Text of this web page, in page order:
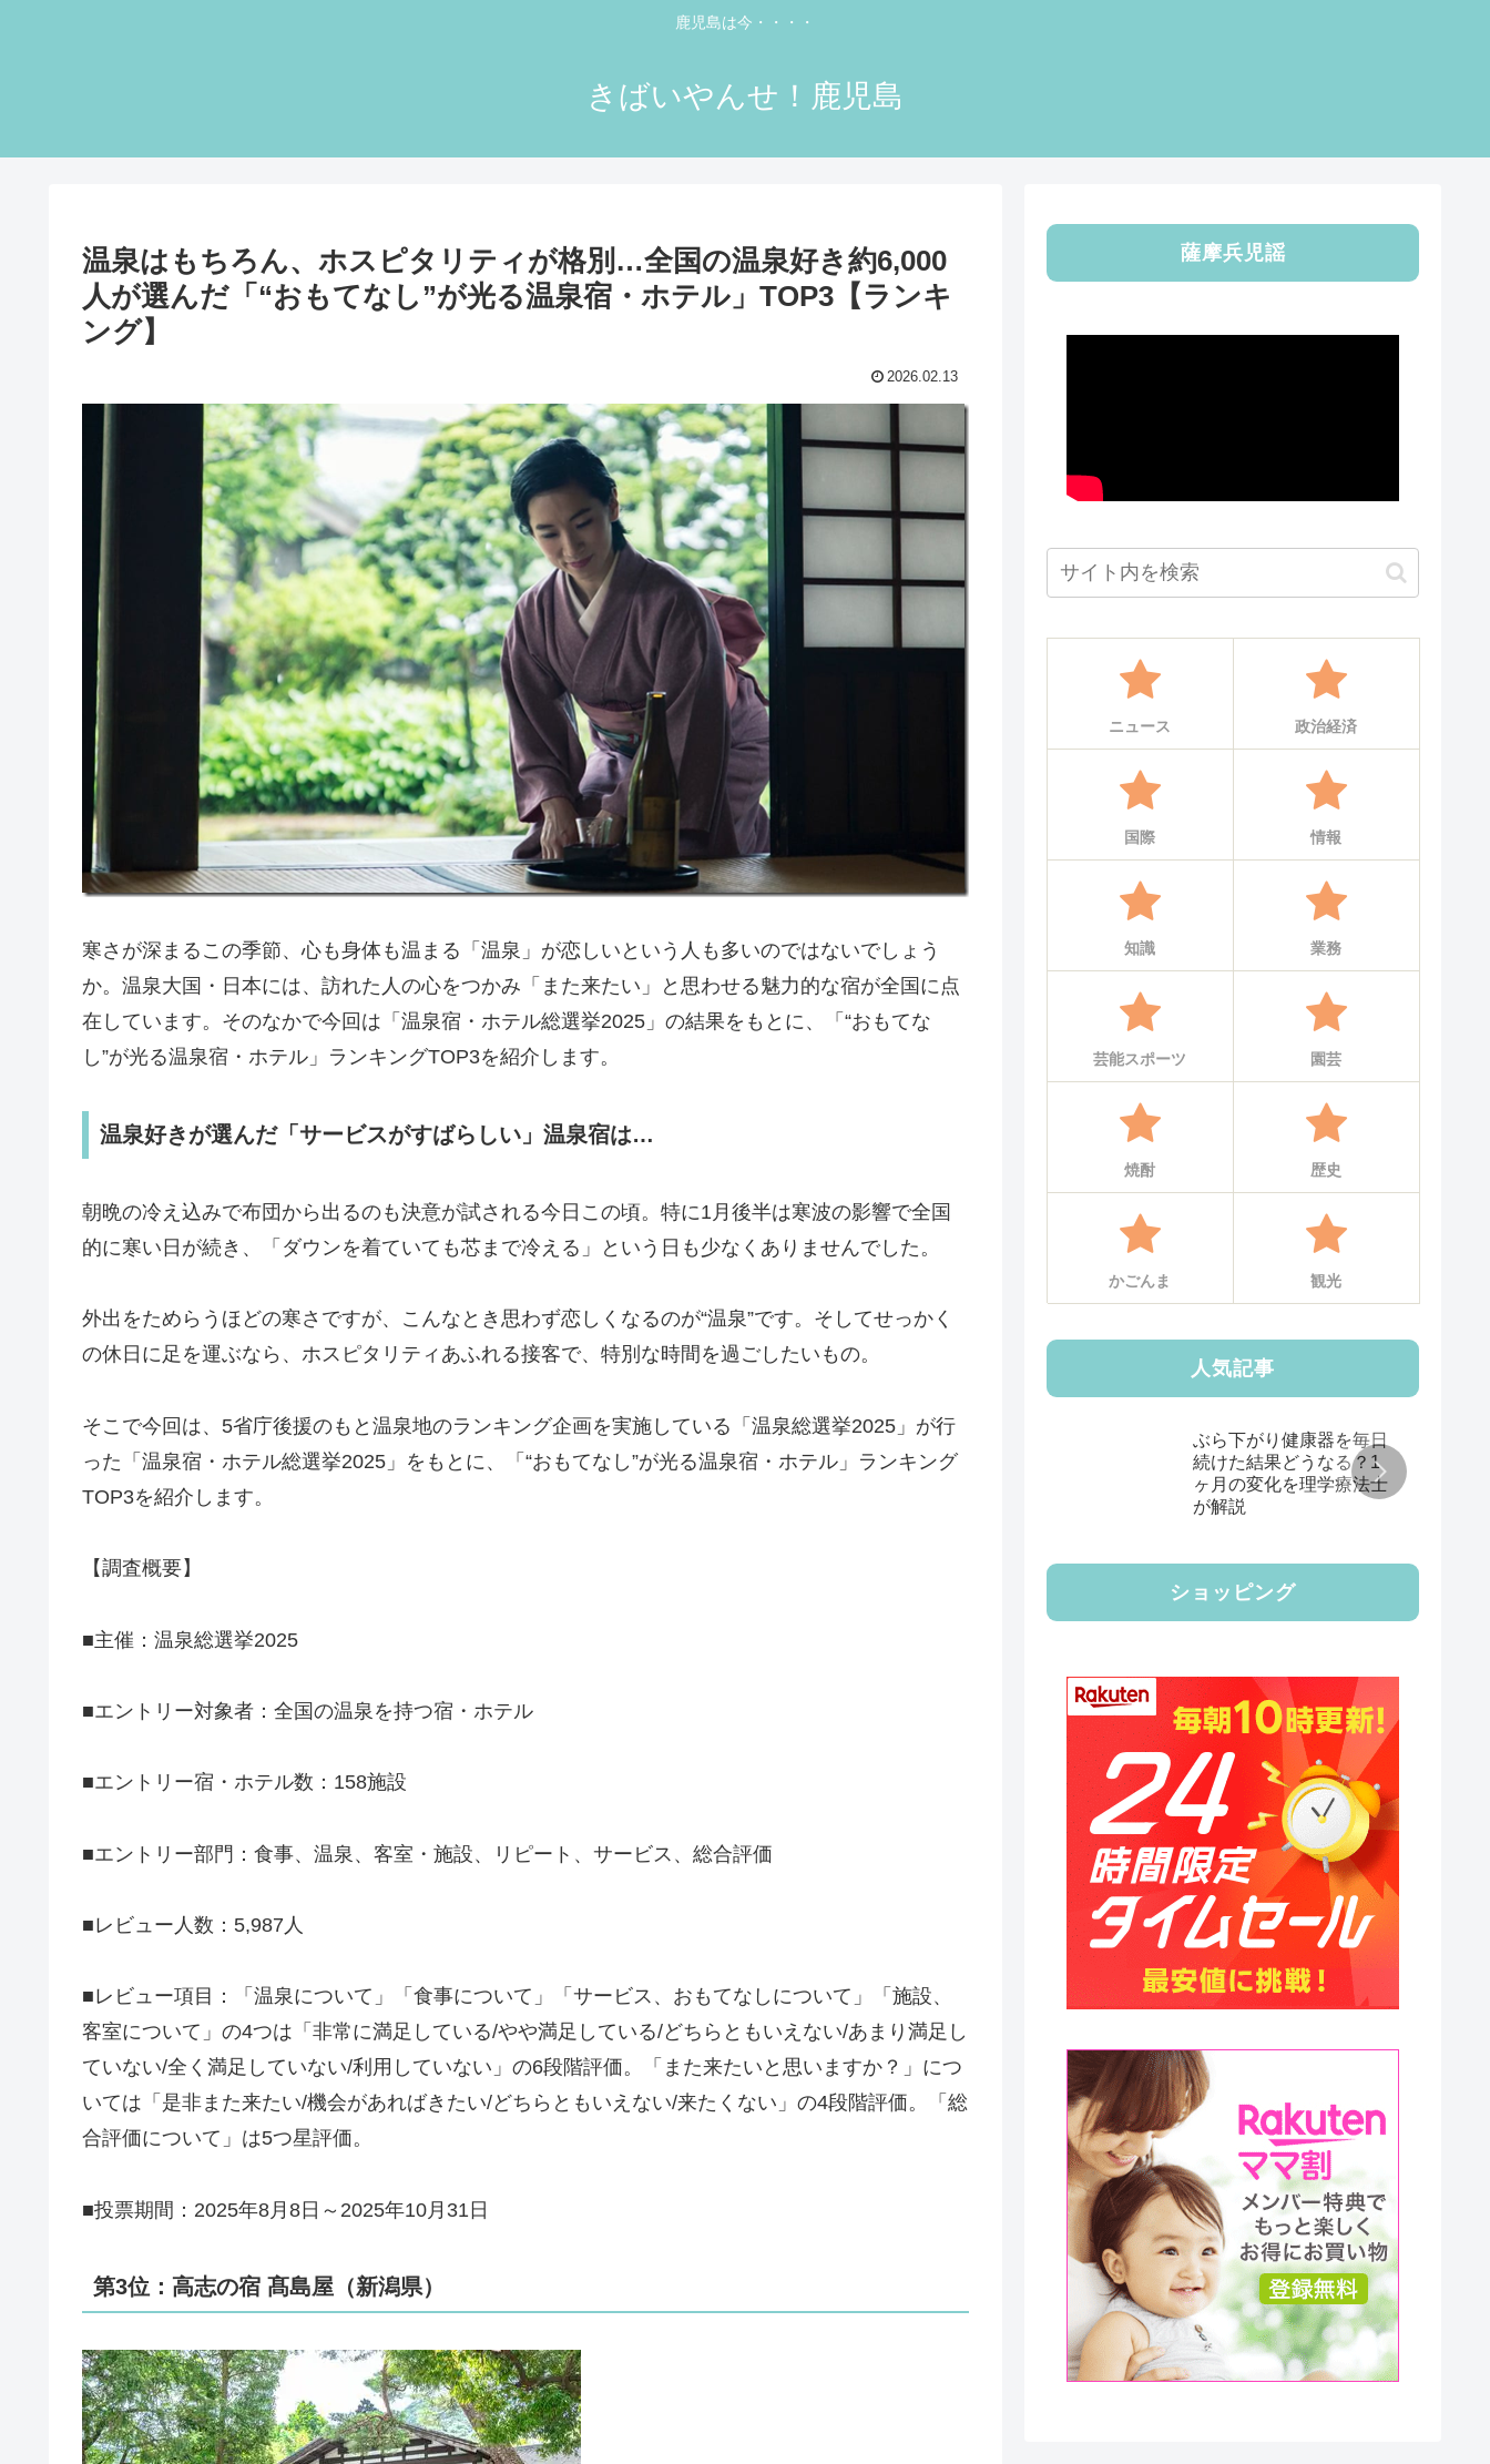
鹿児島は今・・・・
きばいやんせ！鹿児島
温泉はもちろん、ホスピタリティが格別…全国の温泉好き約6,000
人が選んだ「“おもてなし”が光る温泉宿・ホテル」TOP3【ランキ
ング】
2026.02.13
寒さが深まるこの季節、心も身体も温まる「温泉」が恋しいという人も多いのではないでしょう
か。温泉大国・日本には、訪れた人の心をつかみ「また来たい」と思わせる魅力的な宿が全国に点
在しています。そのなかで今回は「温泉宿・ホテル総選挙2025」の結果をもとに、「“おもてな
し”が光る温泉宿・ホテル」ランキングTOP3を紹介します。
温泉好きが選んだ「サービスがすばらしい」温泉宿は…
朝晩の冷え込みで布団から出るのも決意が試される今日この頃。特に1月後半は寒波の影響で全国
的に寒い日が続き、「ダウンを着ていても芯まで冷える」という日も少なくありませんでした。
外出をためらうほどの寒さですが、こんなとき思わず恋しくなるのが“温泉”です。そしてせっかく
の休日に足を運ぶなら、ホスピタリティあふれる接客で、特別な時間を過ごしたいもの。
そこで今回は、5省庁後援のもと温泉地のランキング企画を実施している「温泉総選挙2025」が行
った「温泉宿・ホテル総選挙2025」をもとに、「“おもてなし”が光る温泉宿・ホテル」ランキング
TOP3を紹介します。
【調査概要】
■主催：温泉総選挙2025
■エントリー対象者：全国の温泉を持つ宿・ホテル
■エントリー宿・ホテル数：158施設
■エントリー部門：食事、温泉、客室・施設、リピート、サービス、総合評価
■レビュー人数：5,987人
■レビュー項目：「温泉について」「食事について」「サービス、おもてなしについて」「施設、
客室について」の4つは「非常に満足している/やや満足している/どちらともいえない/あまり満足し
ていない/全く満足していない/利用していない」の6段階評価。「また来たいと思いますか？」につ
いては「是非また来たい/機会があればきたい/どちらともいえない/来たくない」の4段階評価。「総
合評価について」は5つ星評価。
■投票期間：2025年8月8日～2025年10月31日
第3位：高志の宿 髙島屋（新潟県）
薩摩兵児謡
ニュース 政治経済
国際 情報
知識 業務
芸能スポーツ 園芸
焼酎 歴史
かごんま 観光
人気記事
ぶら下がり健康器を毎日
続けた結果どうなる？1
ヶ月の変化を理学療法士
が解説
ショッピング